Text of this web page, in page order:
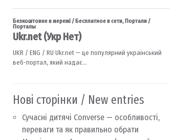
Нові сторінки / New entries
Сучасні дитячі Converse — особливості,
переваги та як правильно обрати